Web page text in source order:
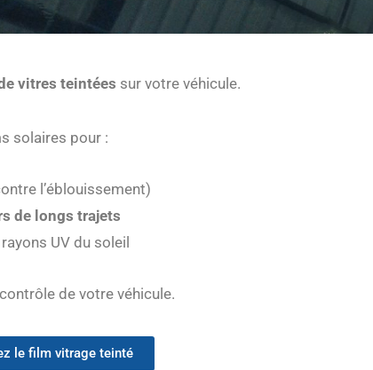
vitres teintées sur votre véhicule.
solaires pour :
l’éblouissement)
de longs trajets
UV du soleil
de votre véhicule.
le film vitrage teinté